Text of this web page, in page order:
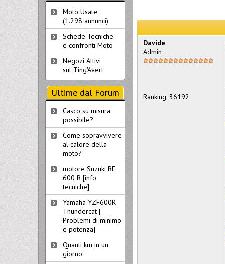
Davide
Admin
Ranking: 36192
Moto Usate
(1.298 annunci)
Schede Tecniche
e confronti Moto
Negozi Attivi
sul Ting'Avert
Ultime dal Forum
Casco su misura:
possibile?
Come sopravvivere
al calore della
moto?
motore Suzuki RF
600 R [info
tecniche]
Yamaha YZF600R
Thundercat [
Problemi di minimo
e potenza]
Quanti km in un
giorno